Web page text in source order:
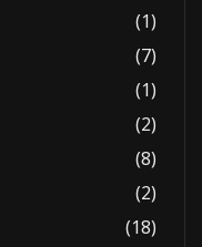
(1)
(7)
(1)
(2)
(8)
(2)
(18)